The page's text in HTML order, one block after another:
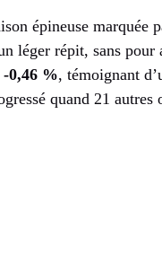
épineuse
léger répit, sans pour
-0,46 %, témoignant
quand 21 autres